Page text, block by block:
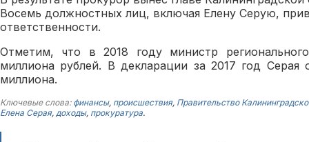
Восемь должностных лиц, включая Елену Серую,
ответственности.
Отметим, что в 2018 году министр
миллиона рублей. В декларации за 2017 год Серая
миллиона.
Ключевые слова: финансы, происшествия, Правительство
Елена Серая, доходы, прокуратура.